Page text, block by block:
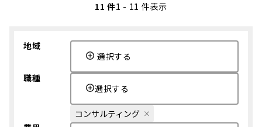
11 件1 - 11 件表示
地域
選択する
職種
選択する
コンサルティング